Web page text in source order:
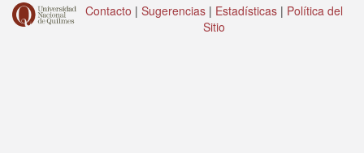
Contacto | Sugerencias | Estadísticas | Política del
Sitio